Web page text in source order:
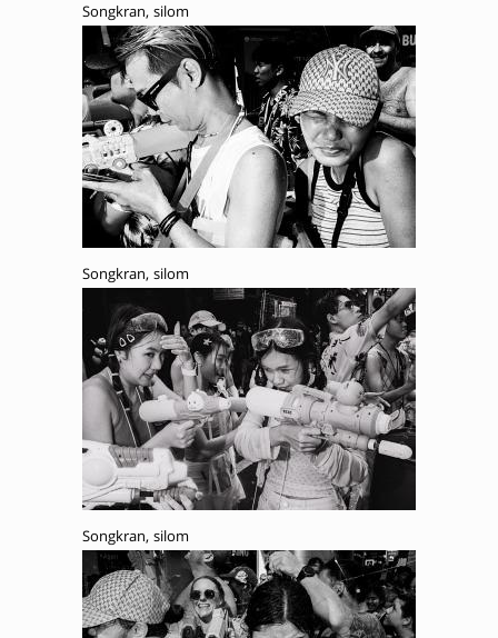
Songkran, silom
Songkran, silom
Songkran, silom